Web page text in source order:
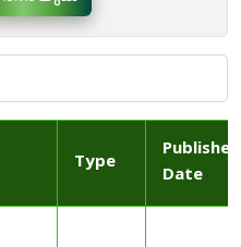
Type
Published
Date